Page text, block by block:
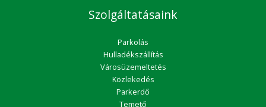
Szolgáltatásaink
Parkolás
Hulladékszállítás
Városüzemeltetés
Közlekedés
Parkerdő
Temető